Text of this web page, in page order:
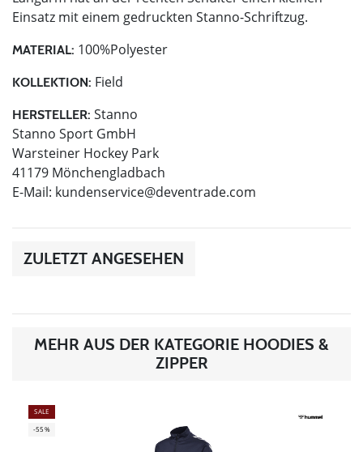
Einsatz mit einem gedruckten Stanno-Schriftzug.
MATERIAL: 100%Polyester
KOLLEKTION: Field
HERSTELLER: Stanno
Stanno Sport GmbH
Warsteiner Hockey Park
41179 Mönchengladbach
E-Mail: kundenservice@deventrade.com
ZULETZT ANGESEHEN
MEHR AUS DER KATEGORIE HOODIES &
ZIPPER
SALE
-55%